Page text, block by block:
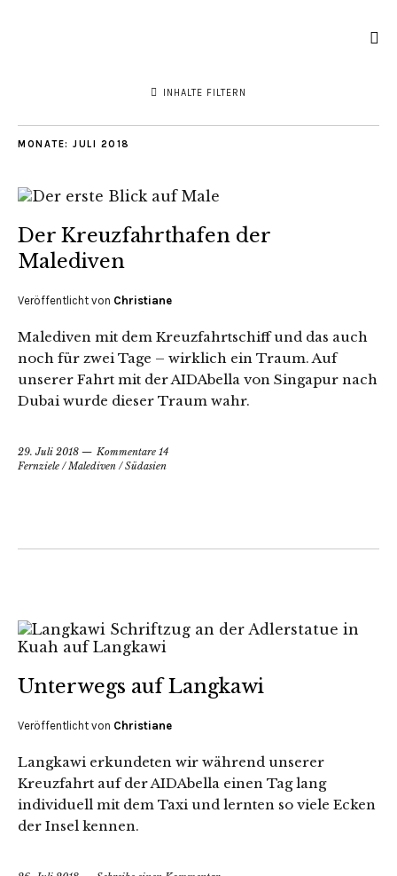
INHALTE FILTERN
MONATE: JULI 2018
Der Kreuzfahrthafen der
Malediven
Veröffentlicht von Christiane
Malediven mit dem Kreuzfahrtschiff und das auch
noch für zwei Tage – wirklich ein Traum. Auf
unserer Fahrt mit der AIDAbella von Singapur nach
Dubai wurde dieser Traum wahr.
29. Juli 2018
Kommentare 14
Fernziele /Malediven /Südasien
Unterwegs auf Langkawi
Veröffentlicht von Christiane
Langkawi erkundeten wir während unserer
Kreuzfahrt auf der AIDAbella einen Tag lang
individuell mit dem Taxi und lernten so viele Ecken
der Insel kennen.